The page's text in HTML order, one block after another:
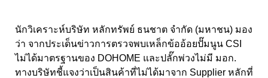
นักวิเคราะห์บริษัท หลักทรัพย์ ธนชาต จำกัด (มหาชน) มอง
ว่า จากประเด็นข่าวการตรวจพบเหล็กข้ออ้อยปั๊มนูน CSI
ไม่ได้มาตรฐานของ DOHOME และปลั๊กพ่วงไม่มี มอก.
ทางบริษัทชี้แจงว่าเป็นสินค้าที่ไม่ได้มาจาก Supplier หลักที่